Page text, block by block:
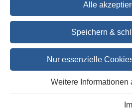
Alle
Speichern &
Nur essenzielle
Weitere Informationen